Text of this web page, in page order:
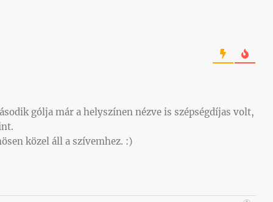
gólja már a helyszínen nézve is szépségdíjas volt,
közel áll a szívemhez. :)